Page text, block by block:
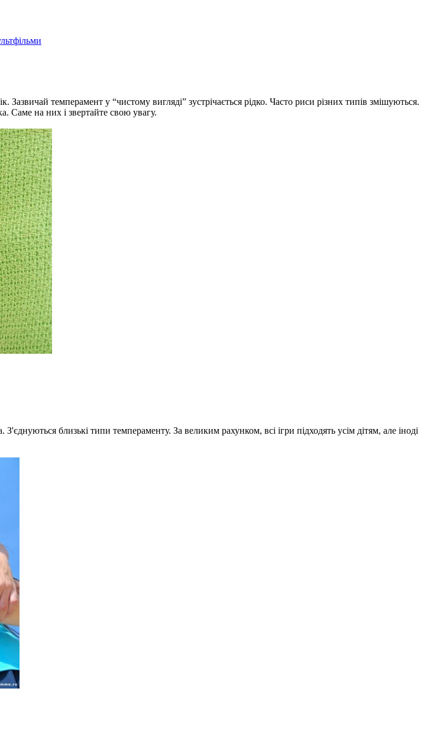
темперамент у “чистому вигляді” зустрічається рідко. Часто риси різних типів змішуються.
Саме на них і звертайте свою увагу.
близькі типи темпераменту. За великим рахунком, всі ігри підходять усім дітям, але іноді